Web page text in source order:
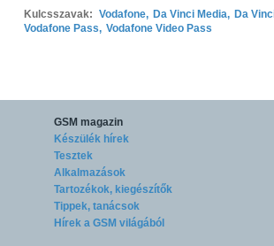
Kulcsszavak: Vodafone, Da Vinci Media, Da
Vodafone Pass, Vodafone Video Pass
GSM magazin
Készülék hírek
Tesztek
Alkalmazások
Tartozékok, kiegészítők
Tippek, tanácsok
Hírek a GSM világából